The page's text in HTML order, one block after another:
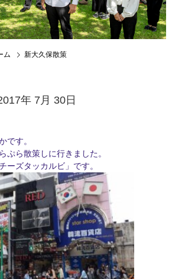
ム 新大久保散策
年 7月 30日
です。
ぷら散策しに行きました。
ーズタッカルビ」です。